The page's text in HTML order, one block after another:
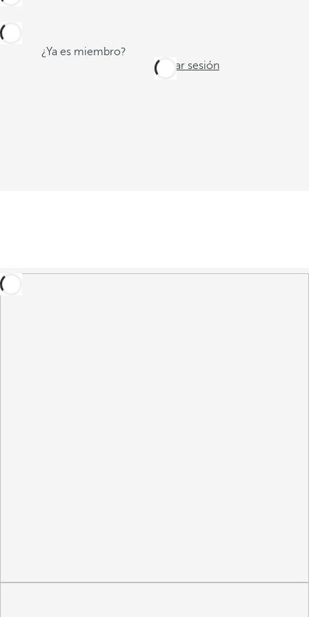
¿Ya es miembro?
Iniciar sesión